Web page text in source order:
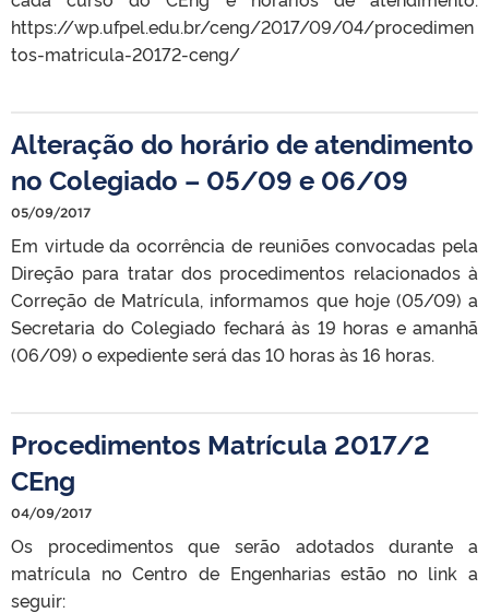
https://wp.ufpel.edu.br/ceng/2017/09/04/procedimen
tos-matricula-20172-ceng/
Alteração do horário de atendimento
no Colegiado – 05/09 e 06/09
05/09/2017
Em virtude da ocorrência de reuniões convocadas pela
Direção para tratar dos procedimentos relacionados à
Correção de Matrícula, informamos que hoje (05/09) a
Secretaria do Colegiado fechará às 19 horas e amanhã
(06/09) o expediente será das 10 horas às 16 horas.
Procedimentos Matrícula 2017/2
CEng
04/09/2017
Os procedimentos que serão adotados durante a
matrícula no Centro de Engenharias estão no link a
seguir: